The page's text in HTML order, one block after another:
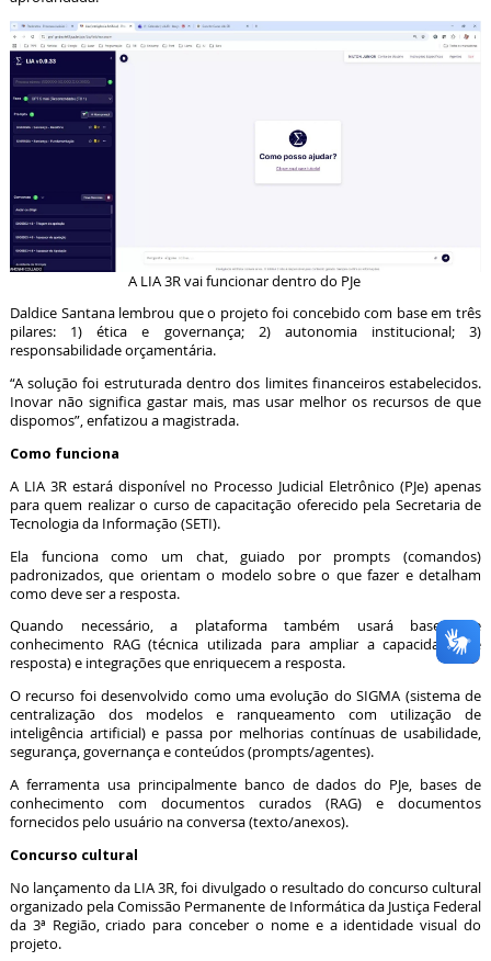
A LIA 3R vai funcionar dentro do PJe
Daldice Santana lembrou que o projeto foi concebido com base em três
pilares: 1) ética e governança; 2) autonomia institucional; 3)
responsabilidade orçamentária.
“A solução foi estruturada dentro dos limites financeiros estabelecidos.
Inovar não significa gastar mais, mas usar melhor os recursos de que
dispomos”, enfatizou a magistrada.
Como funciona
A LIA 3R estará disponível no Processo Judicial Eletrônico (PJe) apenas
para quem realizar o curso de capacitação oferecido pela Secretaria de
Tecnologia da Informação (SETI).
Ela funciona como um chat, guiado por prompts (comandos)
padronizados, que orientam o modelo sobre o que fazer e detalham
como deve ser a resposta.
Quando necessário, a plataforma também usará bases de
conhecimento RAG (técnica utilizada para ampliar a capacidade de
resposta) e integrações que enriquecem a resposta.
O recurso foi desenvolvido como uma evolução do SIGMA (sistema de
centralização dos modelos e ranqueamento com utilização de
inteligência artificial) e passa por melhorias contínuas de usabilidade,
segurança, governança e conteúdos (prompts/agentes).
A ferramenta usa principalmente banco de dados do PJe, bases de
conhecimento com documentos curados (RAG) e documentos
fornecidos pelo usuário na conversa (texto/anexos).
Concurso cultural
No lançamento da LIA 3R, foi divulgado o resultado do concurso cultural
organizado pela Comissão Permanente de Informática da Justiça Federal
da 3ª Região, criado para conceber o nome e a identidade visual do
projeto.